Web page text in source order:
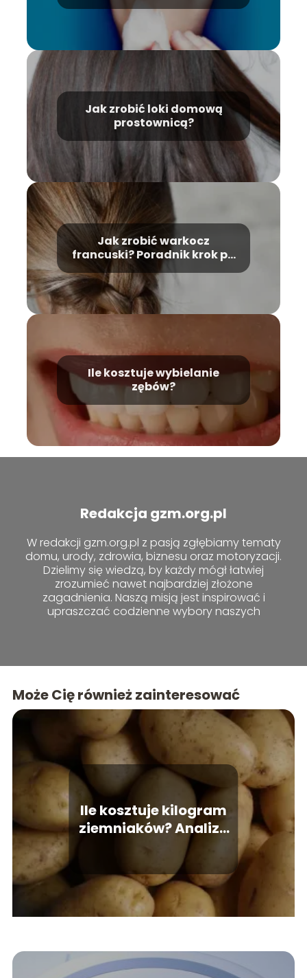
Jak zrobić loki domową
prostownicą?
Jak zrobić warkocz
francuski? Poradnik krok po
kroku
Ile kosztuje wybielanie
zębów?
Redakcja gzm.org.pl
W redakcji gzm.org.pl z pasją zgłębiamy tematy
domu, urody, zdrowia, biznesu oraz motoryzacji.
Dzielimy się wiedzą, by każdy mógł łatwiej
zrozumieć nawet najbardziej złożone
zagadnienia. Naszą misją jest inspirować i
upraszczać codzienne wybory naszych
Może Cię również zainteresować
Ile kosztuje kilogram
ziemniaków? Analiza
rynku i cen